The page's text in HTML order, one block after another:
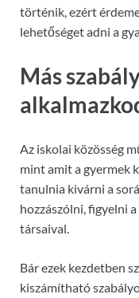
történik, ezért
lehetőséget adni a
Más
Az iskolai közösség
mint amit a gyermek
tanulnia kivárni a
hozzászólni, figyelni
társaival.
Bár ezek kezdetben
kiszámítható